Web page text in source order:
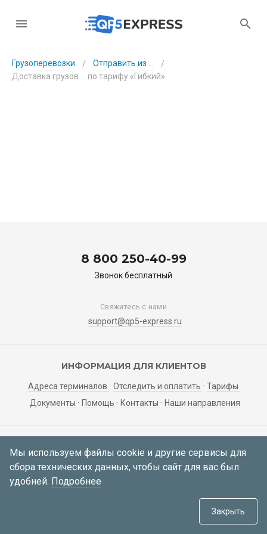
Грузоперевозки / Отправить из ...
/
Доставка грузов ... по тарифу «Гибкий»
8 800 250-40-99
Звонок бесплатный
Свяжитесь с нами
support@qp5-express.ru
ИНФОРМАЦИЯ ДЛЯ КЛИЕНТОВ
Адреса терминалов Отследить и оплатить
Тарифы
Документы
Помощь Контакты Наши направления
ЛИЧНЫЙ КАБИНЕТ
Мои заявки Регистрация Вход
634034, Томская область, г. Томск,
Мы используем файлы cookie и другие сервисы для
сбора технических данных, чтобы сайт для вас был
удобней. Подробнее
Закрыть